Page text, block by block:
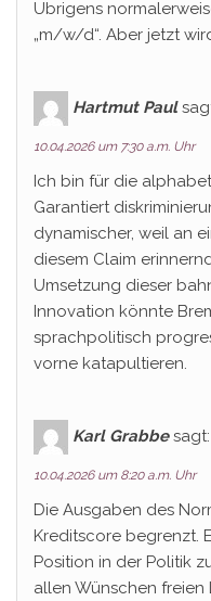
Übrigens
„m/w/d“. Aber jetzt
Hartmut Paul
10.04.2026 um 7:30 a.m. Uhr
Ich bin für die
Garantiert
dynamischer, weil an
diesem Claim
Umsetzung dieser
Innovation könnte
sprachpolitisch
vorne katapultieren.
Karl Grabbe sagt:
10.04.2026 um 8:20 a.m. Uhr
Die Ausgaben des
Kreditscore begrenzt.
Position in der Politik
allen Wünschen freien